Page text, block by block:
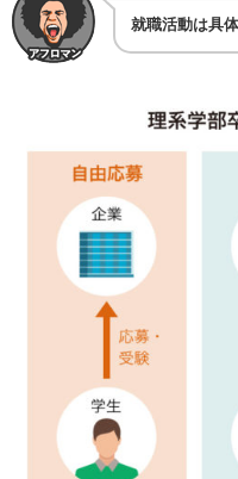
就職活動は具